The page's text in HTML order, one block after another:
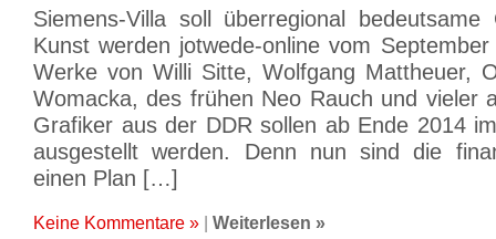
Siemens-Villa soll überregional
Kunst werden jotwede-online vom
Werke von Willi Sitte, Wolfgang Mattheuer,
Womacka, des frühen Neo Rauch und vieler
Grafiker aus der DDR sollen ab Ende 2014
ausgestellt werden. Denn nun sind die
einen Plan […]
Keine Kommentare » Weiterlesen »